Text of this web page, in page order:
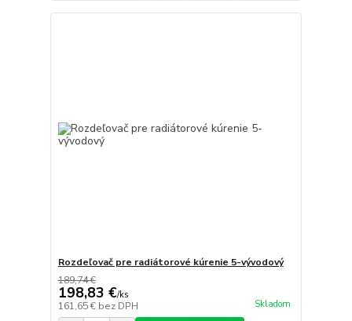
Rozdeľovač pre radiátorové kúrenie 5-vývodový
189,74 €
198,83 €/ks
161,65 € bez DPH Skladom